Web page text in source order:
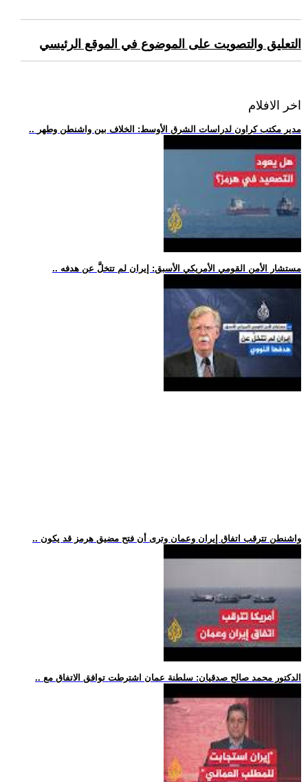
التعليق والتصويت على الموضوع في الموقع الرئيسي
اخر الافلام
.. مدير مكتب كراون لدراسات الشرق الأوسط: الخلاف بين واشنطن وطهر
.. مستشار الأمن القومي الأمريكي الأسبق: إيران لم تتخلَّ عن هدفه
.. واشنطن تترقب اتفاق إيران وعمان وترى أن فتح مضيق هرمز قد يكون
.. الدكتور محمد صالح صدقيان: سلطنة عمان اشترطت توافق الاتفاق مع